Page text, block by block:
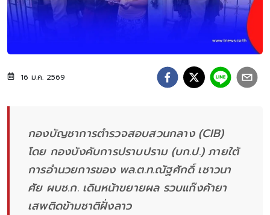
16 ม.ค. 2569
กองบัญชาการตำรวจสอบสวนกลาง (CIB)
โดย กองบังคับการปราบปราม (บก.ป.) ภายใต้
การอำนวยการของ พล.ต.ท.ณัฐศักดิ์ เชาวนา
ศัย ผบช.ก. เดินหน้าขยายผล รวบแก๊งค้ายา
เสพติดข้ามชาติฝั่งลาว